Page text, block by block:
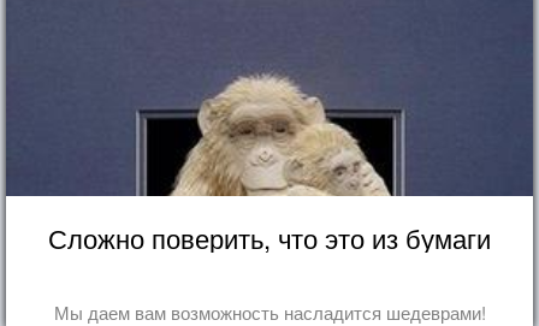
Сложно поверить, что это из бумаги
Мы даем вам возможность насладится шедеврами!